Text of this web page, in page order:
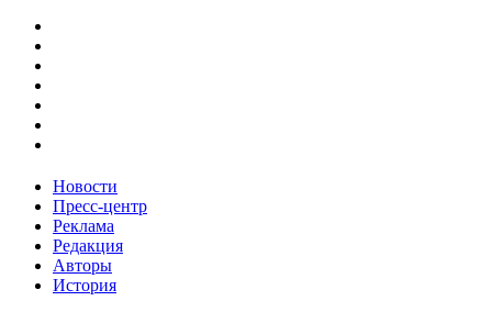
Новости
Пресс-центр
Реклама
Редакция
Авторы
История